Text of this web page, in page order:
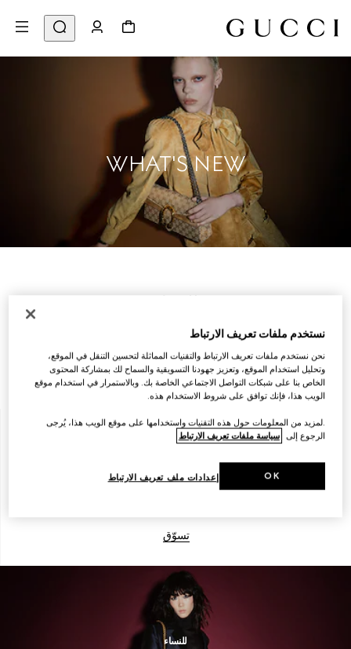
WHAT'S NEW
تسوّق
تسوّق
للنساء
نستخدم ملفات تعريف الارتباط
نحن نستخدم ملفات تعريف الارتباط والتقنيات المماثلة لتحسين التنقل في الموقع،
وتحليل استخدام الموقع، وتعزيز جهودنا التسويقية والسماح لك بمشاركة المحتوى
الخاص بنا على شبكات التواصل الاجتماعي الخاصة بك. وبالاستمرار في استخدام موقع
الويب هذا، فإنك توافق على شروط الاستخدام هذه.
.لمزيد من المعلومات حول هذه التقنيات واستخدامها على موقع الويب هذا، يُرجى
الرجوع إلى سياسة ملفات تعريف الارتباط
إعدادات ملف تعريف الارتباط OK